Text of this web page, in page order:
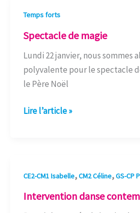
Temps forts
Spectacle de magie
Lundi 22 janvier, nous sommes
polyvalente pour le spectacle
le Père Noël
Spectacle
magie
Lire l’article »
CE2-CM1 Isabelle,CM2 Céline,GS-CP
Intervention danse
Intervention
contemporaine